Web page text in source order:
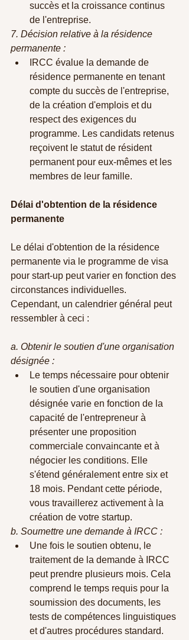
succès et la croissance continus
de l'entreprise.
7. Décision relative à la résidence
permanente :
IRCC évalue la demande de
résidence permanente en tenant
compte du succès de l'entreprise,
de la création d'emplois et du
respect des exigences du
programme. Les candidats retenus
reçoivent le statut de résident
permanent pour eux-mêmes et les
membres de leur famille.
Délai d'obtention de la résidence
permanente
Le délai d'obtention de la résidence
permanente via le programme de visa
pour start-up peut varier en fonction des
circonstances individuelles.
Cependant, un calendrier général peut
ressembler à ceci :
a. Obtenir le soutien d'une organisation
désignée :
Le temps nécessaire pour obtenir
le soutien d'une organisation
désignée varie en fonction de la
capacité de l'entrepreneur à
présenter une proposition
commerciale convaincante et à
négocier les conditions. Elle
s'étend généralement entre six et
18 mois. Pendant cette période,
vous travaillerez activement à la
création de votre startup.
b. Soumettre une demande à IRCC :
Une fois le soutien obtenu, le
traitement de la demande à IRCC
peut prendre plusieurs mois. Cela
comprend le temps requis pour la
soumission des documents, les
tests de compétences linguistiques
et d'autres procédures standard.